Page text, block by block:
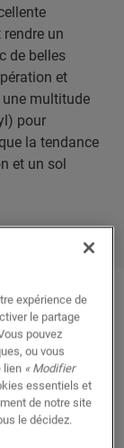
un
de belles
et
une multitude
pour
la tendance
et un sol
défi
de
La
recouvrir
dont vous
expérience de
le partage
pouvez
ou vous
lien « Modifier
essentiels et
de notre site
le décidez.